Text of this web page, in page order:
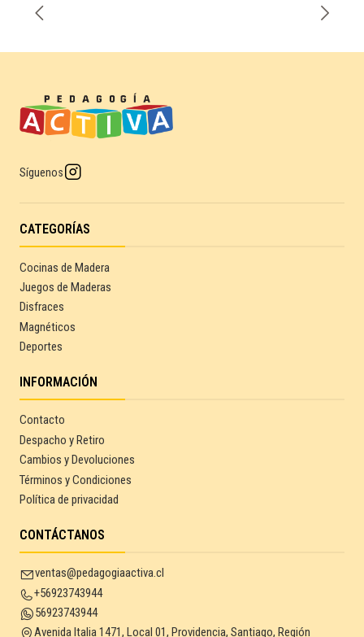
Síguenos
CATEGORÍAS
Cocinas de Madera
Juegos de Maderas
Disfraces
Magnéticos
Deportes
INFORMACIÓN
Contacto
Despacho y Retiro
Cambios y Devoluciones
Términos y Condiciones
Política de privacidad
CONTÁCTANOS
ventas@pedagogiaactiva.cl
+56923743944
56923743944
Avenida Italia 1471, Local 01, Providencia, Santiago, Región